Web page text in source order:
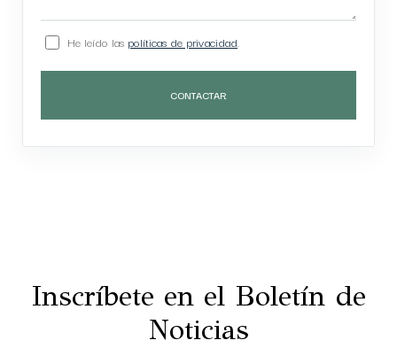
He leído las políticas de privacidad
CONTACTAR
Inscríbete en el Boletín de
Noticias